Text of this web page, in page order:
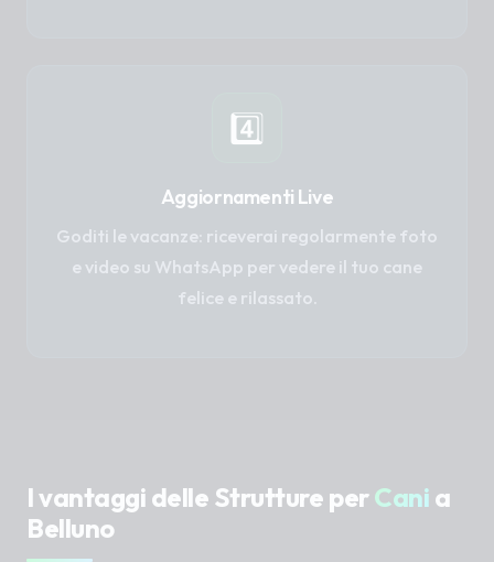
4️⃣
Aggiornamenti Live
Goditi le vacanze: riceverai regolarmente foto
e video su WhatsApp per vedere il tuo cane
felice e rilassato.
I vantaggi delle Strutture perCani a
Belluno